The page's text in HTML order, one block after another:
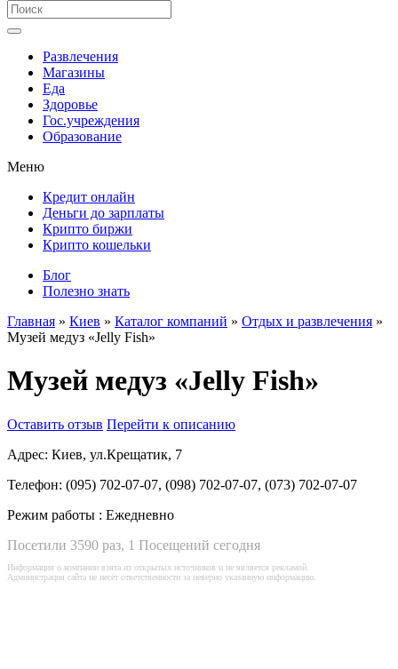
Развлечения
Магазины
Еда
Здоровье
Гос.учреждения
Образование
Меню
Кредит онлайн
Деньги до зарплаты
Крипто биржи
Крипто кошельки
Блог
Полезно знать
Главная » Киев » Каталог компаний » Отдых и развлечения »
Музей медуз «Jelly Fish»
Музей медуз «Jelly Fish»
Оставить отзыв Перейти к описанию
Адрес: Киев, ул.Крещатик, 7
Телефон: (095) 702-07-07, (098) 702-07-07, (073) 702-07-07
Режим работы : Ежедневно
Посетили 3590 раз, 1 Посещений сегодня
Информация о компании взята из открытых источников и не является рекламой.
Администрация сайта не несёт ответственности за неверно указанную информацию.